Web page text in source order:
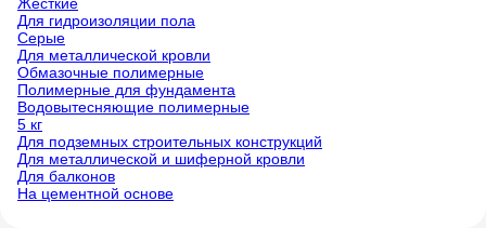
Для гидроизоляции пола
Серые
Для металлической кровли
Обмазочные полимерные
Полимерные для фундамента
Водовытесняющие полимерные
5 кг
Для подземных строительных конструкций
Для металлической и шиферной кровли
Для балконов
На цементной основе